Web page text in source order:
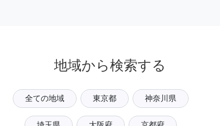
地域から検索する
全ての地域 東京都 神奈川県